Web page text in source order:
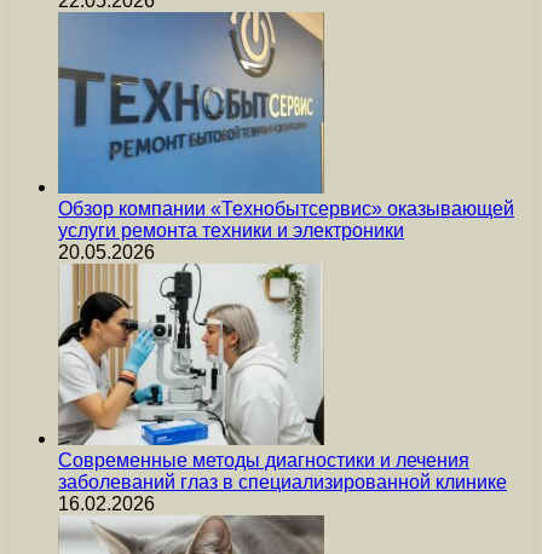
Обзор компании «Технобытсервис» оказывающей
услуги ремонта техники и электроники
20.05.2026
Современные методы диагностики и лечения
заболеваний глаз в специализированной клинике
16.02.2026